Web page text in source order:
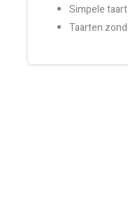
Simpele
Taarten